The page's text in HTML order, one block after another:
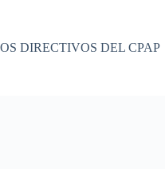
DIRECTIVOS DEL CPAP